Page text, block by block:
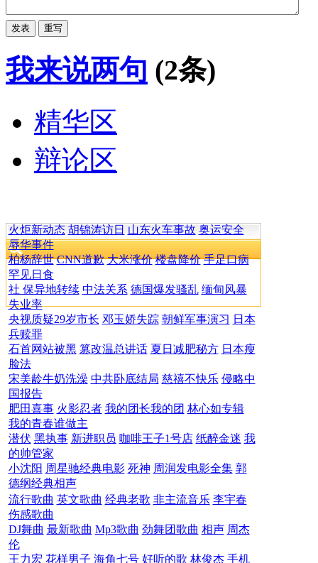
我来说两句 (2条)
精华区
辩论区
火炬新动态 胡锦涛访日 山东火车事故 奥运安全
辱华事件
柏杨辞世 CNN道歉 大米涨价 楼盘降价 手足口病
罕见日食
社 保异地转续 中法关系 德国爆发骚乱 缅甸风暴
失业率
央视质疑29岁市长 邓玉娇失踪 朝鲜军事演习 日本
兵赎罪
石首网站被黑 篡改温总讲话 夏日减肥秘方 日本瘦
脸法
宋美龄牛奶洗澡 中共卧底结局 慈禧不快乐 侵略中
国报告
肥田喜事 火影忍者 我的团长我的团 林心如专辑
我的青春谁做主
潜伏 黑执事 新进职员 咖啡王子1号店 纸醉金迷 我
的帅管家
小沈阳 周星驰经典电影 死神 周润发电影全集 郭
德纲经典相声
流行歌曲 英文歌曲 经典老歌 非主流音乐 李宇春
伤感歌曲
DJ舞曲 最新歌曲 Mp3歌曲 劲舞团歌曲 相声 周杰
伦
王力宏 花样男子 海角七号 好听的歌 林俊杰 手机